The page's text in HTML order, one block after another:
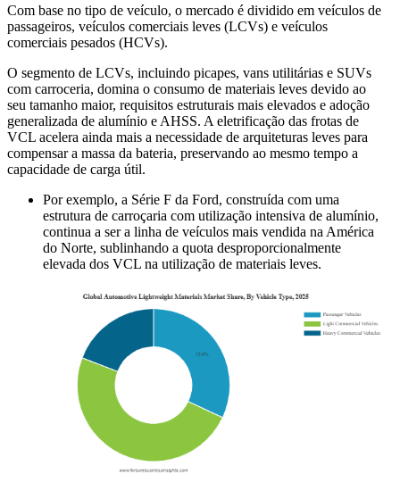
Com base no tipo de veículo, o mercado é dividido em veículos de
passageiros, veículos comerciais leves (LCVs) e veículos
comerciais pesados ​​(HCVs).
O segmento de LCVs, incluindo picapes, vans utilitárias e SUVs
com carroceria, domina o consumo de materiais leves devido ao
seu tamanho maior, requisitos estruturais mais elevados e adoção
generalizada de alumínio e AHSS. A eletrificação das frotas de
VCL acelera ainda mais a necessidade de arquiteturas leves para
compensar a massa da bateria, preservando ao mesmo tempo a
capacidade de carga útil.
Por exemplo, a Série F da Ford, construída com uma
estrutura de carroçaria com utilização intensiva de alumínio,
continua a ser a linha de veículos mais vendida na América
do Norte, sublinhando a quota desproporcionalmente
elevada dos VCL na utilização de materiais leves.